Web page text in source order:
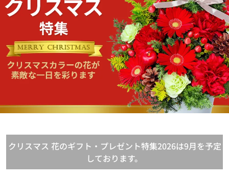
クリスマス 花のギフト・プレゼント特集2026は9月を予定
しております。